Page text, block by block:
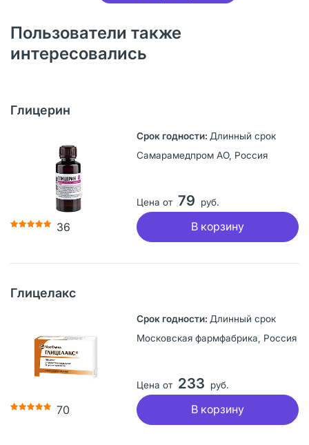
Пользователи также
интересовались
Глицерин
36
Длинный срок
Самарамедпром АО, Россия
Цена от 79 руб.
В корзину
Глицелакс
70
Длинный срок
Московская фармфабрика, Россия
Цена от 233 руб.
В корзину